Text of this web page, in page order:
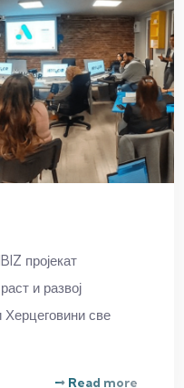
пројекат
и развој
Херцеговини све
Read more